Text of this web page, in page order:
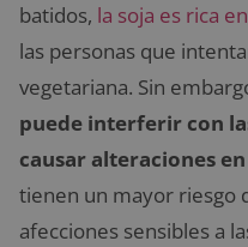
batidos, la soja es rica
las personas que
vegetariana. Sin
puede interferir con
causar alteraciones
tienen un mayor riesgo
afecciones sensibles a